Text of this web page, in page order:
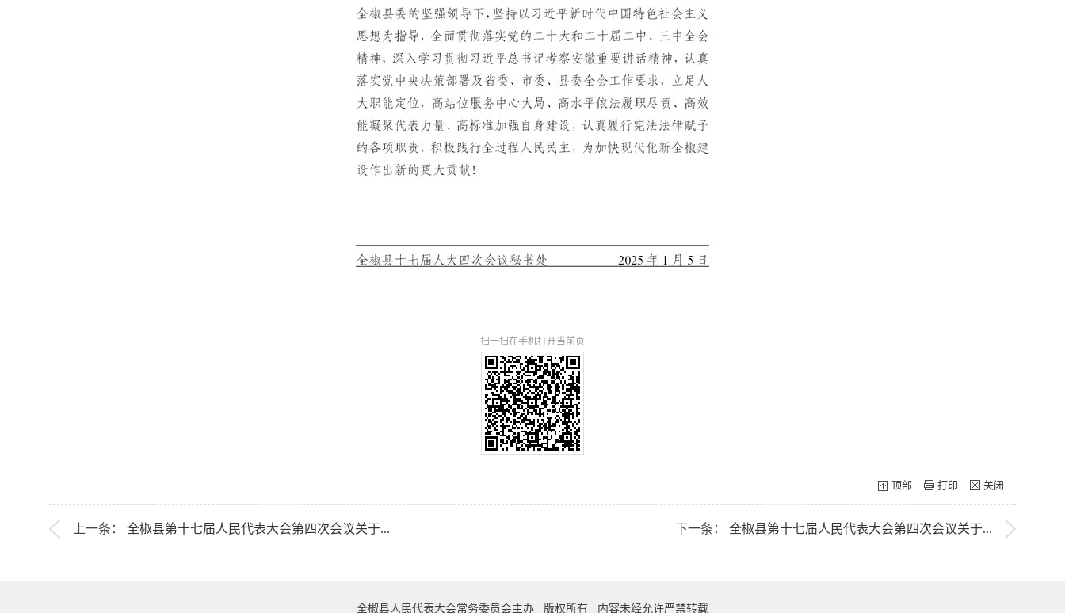
扫一扫在手机打开当前页
顶部 打印 关闭
上一条： 全椒县第十七届人民代表大会第四次会议关于... 下一条： 全椒县第十七届人民代表大会第四次会议关于...
全椒县人民代表大会常务委员会主办 版权所有 内容未经允许严禁转载